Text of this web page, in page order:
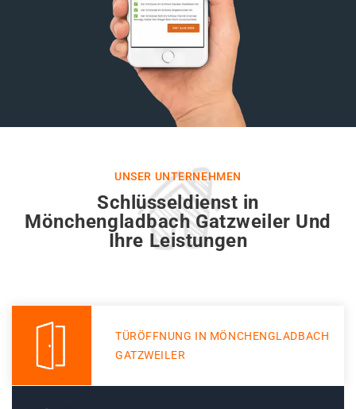
UNSER UNTERNEHMEN
Schlüsseldienst in
Mönchengladbach Gatzweiler Und
Ihre Leistungen
TÜRÖFFNUNG IN MÖNCHENGLADBACH
GATZWEILER